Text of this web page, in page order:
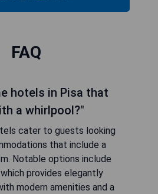
FAQ
hotels in Pisa that
a whirlpool?"
cater to guests looking
that include a
Notable options include
provides elegantly
modern amenities and a